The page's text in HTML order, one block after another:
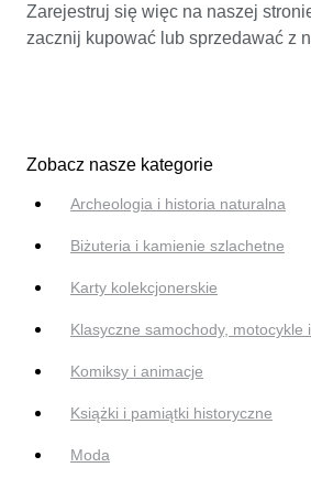
Zarejestruj się więc na naszej
zacznij kupować lub sprzedawać z
Zobacz nasze kategorie
Archeologia i historia naturalna
Biżuteria i kamienie szlachetne
Karty kolekcjonerskie
Klasyczne samochody, motocykle
Komiksy i animacje
Książki i pamiątki historyczne
Moda